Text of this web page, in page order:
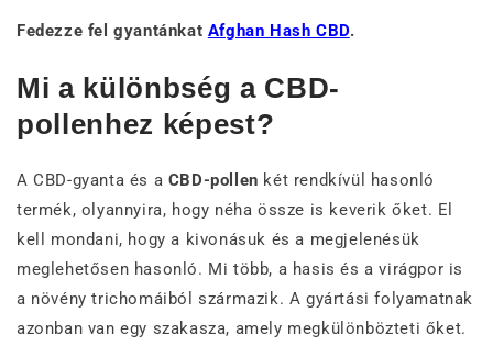
Fedezze fel gyantánkat Afghan Hash CBD.
Mi a különbség a CBD-
pollenhez képest?
A CBD-gyanta és a CBD-pollen két rendkívül hasonló
termék, olyannyira, hogy néha össze is keverik őket. El
kell mondani, hogy a kivonásuk és a megjelenésük
meglehetősen hasonló. Mi több, a hasis és a virágpor is
a növény trichomáiból származik. A gyártási folyamatnak
azonban van egy szakasza, amely megkülönbözteti őket.